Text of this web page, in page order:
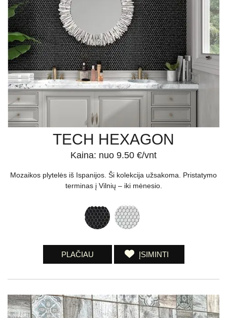
Jei nenusprendžiate, kurios mozaikinės vonios plytelės ar kitiems
kambariams pritaikyti dekoro elementai būtų tinkamiausi, visada
esame pasirengę pagelbėti Jums priimant sprendimą.
Mozaikos plyteles gera kaina galite nusipirkti „Apdailos namai“
salone Vilniuje, tačiau jei vertinate efektyvumą, siūlome
mozaikines plyteles įsigyti internetu – taip sutaupysite daug
brangaus laiko.
TECH HEXAGON
Kaina: nuo 9.50 €/vnt
Mozaikos plytelės iš Ispanijos. Ši kolekcija užsakoma. Pristatymo
terminas į Vilnių – iki mėnesio.
PLAČIAU ĮSIMINTI